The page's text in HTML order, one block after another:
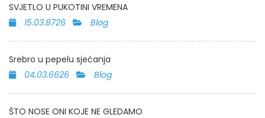
SVJETLO U PUKOTINI VREMENA
15.03.8726
Blog
Srebro u pepelu sjećanja
04.03.6626
Blog
ŠTO NOSE ONI KOJE NE GLEDAMO